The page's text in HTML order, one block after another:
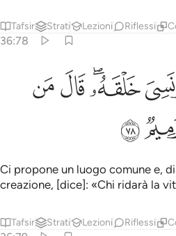
Tafsir Strati Lezioni Riflessi
36:78
يحيي العظام وهي رميم ٧٨
قَالَ مَن يُحْىِ ٱلْعِظَـٰمَ وَهِىَ رَمِيمٌۭ
ﲈﲉﲊﲋ
ﲐ
Ci propone un luogo comune e,
creazione, [dice]: «Chi ridarà la
Tafsir Strati Lezioni Riflessi